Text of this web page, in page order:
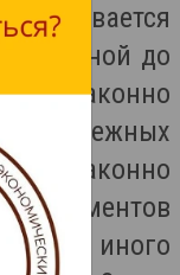
до
незаконно
денежных
незаконно
и иного